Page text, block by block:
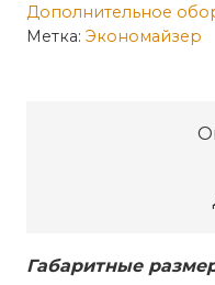
-
теплообменник
Дополнительное
Метка: Экономайзер
Габаритные